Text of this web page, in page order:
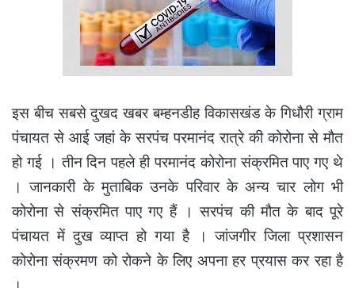
इस बीच सबसे दुखद खबर बम्हनडीह विकासखंड के गिधौरी ग्राम
पंचायत से आई जहां के सरपंच परमानंद रात्रे की कोरोना से मौत
हो गई । तीन दिन पहले ही परमानंद कोरोना संक्रमित पाए गए थे
। जानकारी के मुताबिक उनके परिवार के अन्य चार लोग भी
कोरोना से संक्रमित पाए गए हैं । सरपंच की मौत के बाद पूरे
पंचायत में दुख व्याप्त हो गया है । जांजगीर जिला प्रशासन
कोरोना संक्रमण को रोकने के लिए अपना हर प्रयास कर रहा है